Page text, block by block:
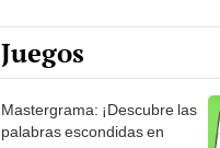
Juegos
Mastergrama: ¡Descubre las
palabras escondidas en